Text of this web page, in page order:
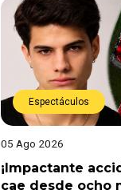
Espectáculos
05 Ago 2026
¡Impactante
cae desde ocho